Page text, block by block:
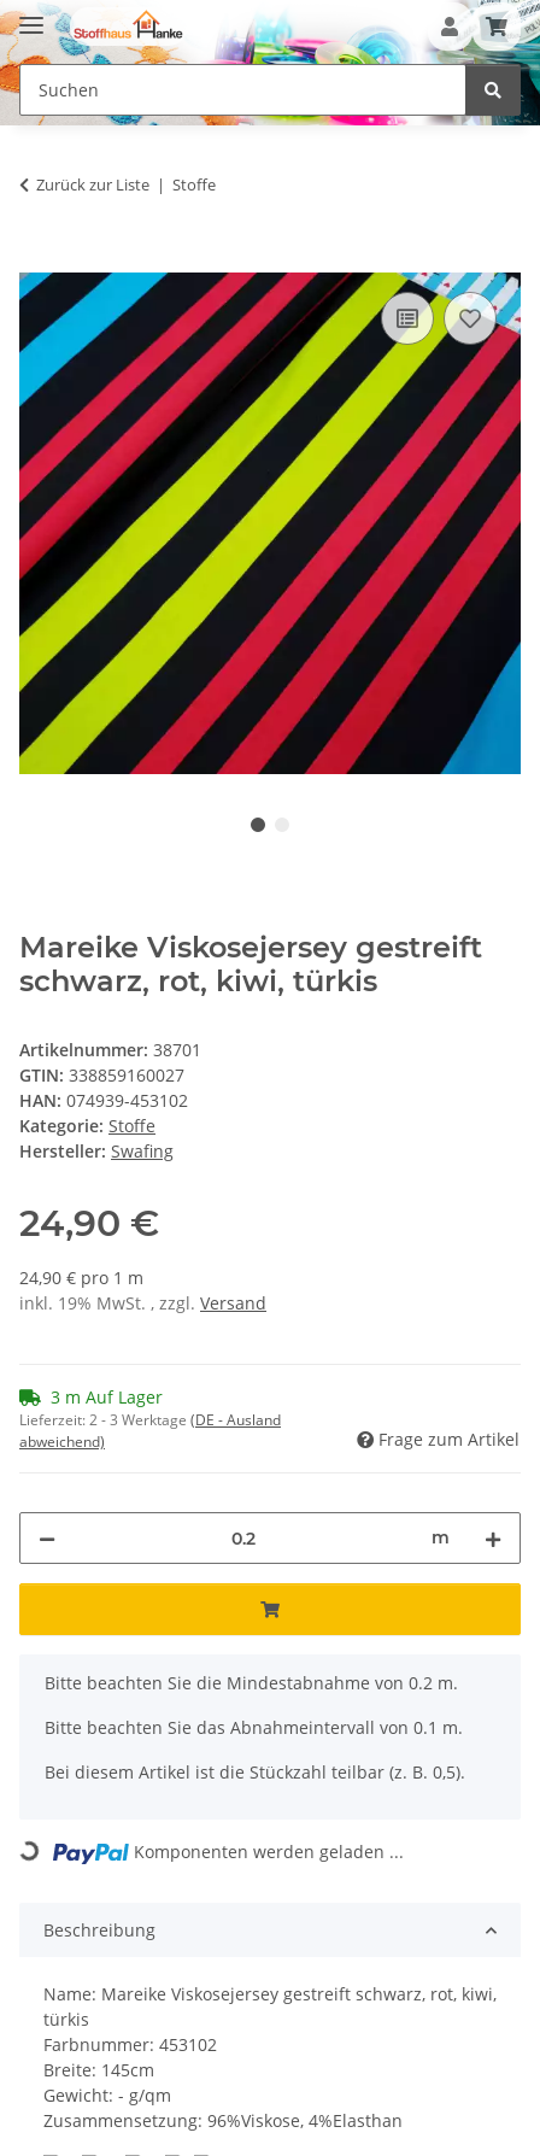
Zurück zur Liste Stoffe
Mareike Viskosejersey gestreift
schwarz, rot, kiwi, türkis
Artikelnummer: 38701
GTIN: 338859160027
HAN: 074939-453102
Kategorie: Stoffe
Hersteller: Swafing
24,90 €
24,90 € pro 1 m
inkl. 19% MwSt. , zzgl. Versand
3 m Auf Lager
Lieferzeit:2 - 3 Werktage (DE - Ausland
abweichend)
Frage zum Artikel
m
x
Bitte beachten Sie die Mindestabnahme von 0.2 m.
Bitte beachten Sie das Abnahmeintervall von 0.1 m.
Bei diesem Artikel ist die Stückzahl teilbar (z. B. 0,5).
Loading... Komponenten werden geladen ...
Beschreibung
Name: Mareike Viskosejersey gestreift schwarz, rot, kiwi,
türkis
Farbnummer: 453102
Breite: 145cm
Gewicht: - g/qm
Zusammensetzung: 96%Viskose, 4%Elasthan